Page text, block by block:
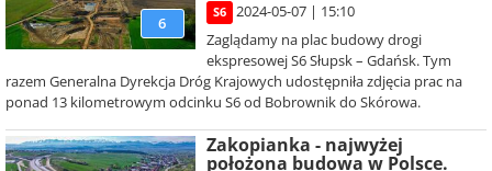
6
S6
2024-05-07 | 15:10
Zaglądamy na plac budowy drogi
ekspresowej S6 Słupsk – Gdańsk. Tym
razem Generalna Dyrekcja Dróg Krajowych udostępniła zdjęcia prac na
ponad 13 kilometrowym odcinku S6 od Bobrownik do Skórowa.
Zakopianka - najwyżej
położona budowa w Polsce.